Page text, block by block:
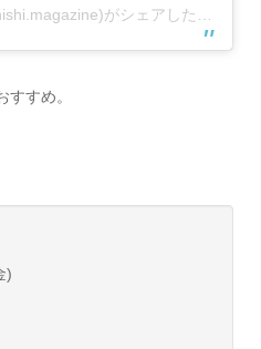
すめ。
)